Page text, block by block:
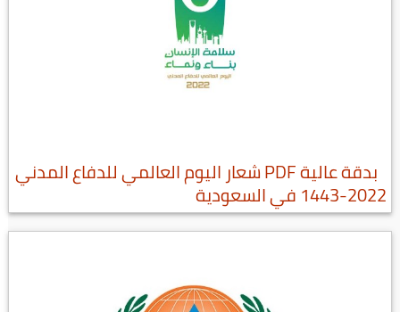
بدقة عالية PDF شعار اليوم العالمي للدفاع المدني
2022-1443 في السعودية